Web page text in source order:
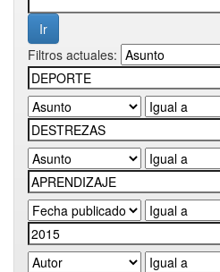
Filtros actuales: